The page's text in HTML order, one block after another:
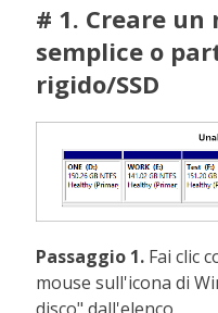
# 1. Creare
semplice o
rigido/SSD
Passaggio 1. Fai clic
mouse sull'icona di
disco" dall'elenco.